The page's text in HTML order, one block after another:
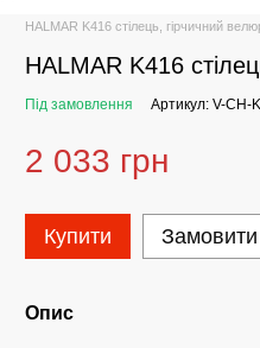
HALMAR K416 стілець, гірчичний
HALMAR K416
Під замовлення Артикул: V-CH-
2 033 грн
Купити
Опис